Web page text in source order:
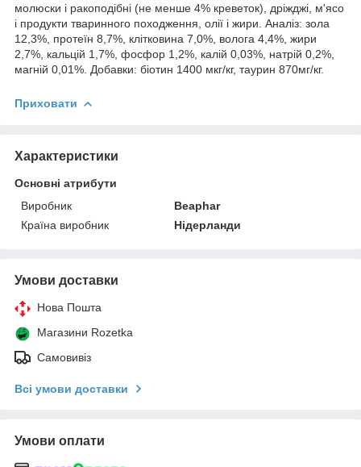
молюски і ракоподібні (не менше 4% креветок), дріжджі, м'ясо
і продукти тваринного походження, олії і жири. Аналіз: зола
12,3%, протеїн 8,7%, клітковина 7,0%, волога 4,4%, жири
2,7%, кальцій 1,7%, фосфор 1,2%, калій 0,03%, натрій 0,2%,
магній 0,01%. Добавки: біотин 1400 мкг/кг, таурин 870мг/кг.
Приховати
Характеристики
Основні атрибути
Виробник
Beaphar
Країна виробник
Нідерланди
Умови доставки
Нова Пошта
Магазини Rozetka
Самовивіз
Всі умови доставки
Умови оплати